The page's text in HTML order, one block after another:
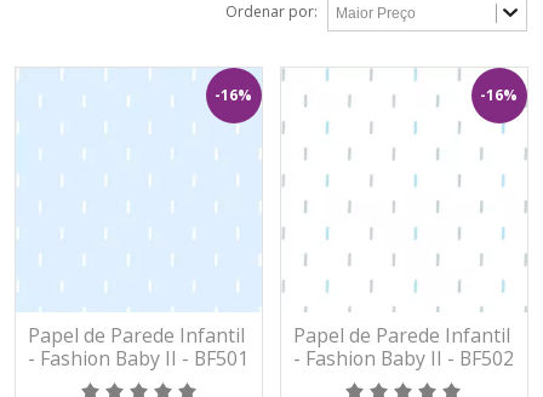
Ordenar por:
-16%
Papel de Parede Infantil
- Fashion Baby II - BF501
- Vinílico
-16%
Papel de Parede Infantil
- Fashion Baby II - BF502
- Vinílico